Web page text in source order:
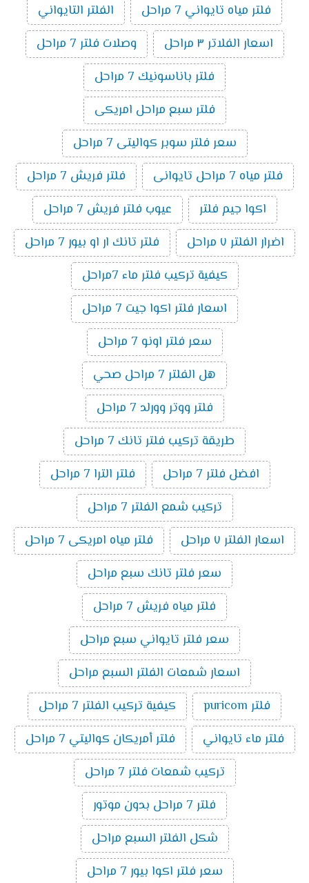
فلتر مياه تايواني 7 مراحل
الفلتر التايواني
اسعار الفلاتر ٣ مراحل
وصلات فلتر 7 مراحل
فلتر باناسونيك 7 مراحل
فلتر سبع مراحل امريكى
سعر فلتر سوبر كواليتى 7 مراحل
فلتر مياه 7 مراحل تايوانى
فلتر فريش 7 مراحل
اكوا جيم فلتر
عيوب فلتر فريش 7 مراحل
اضرار الفلتر ٧ مراحل
فلتر تانك ار او بيور 7 مراحل
كيفية تركيب فلتر ماء 7مراحل
اسعار فلتر اكوا جيت 7 مراحل
سعر فلتر اونو 7 مراحل
هل الفلتر 7 مراحل صحي
فلتر ووتر وورلد 7 مراحل
طريقة تركيب فلتر تانك 7 مراحل
افضل فلتر 7 مراحل
فلتر الترا 7 مراحل
تركيب شمع الفلتر 7 مراحل
اسعار الفلتر ٧ مراحل
فلتر مياه امريكى 7 مراحل
سعر فلتر تانك سبع مراحل
فلتر مياه فريش 7 مراحل
سعر فلتر تايواني سبع مراحل
اسعار شمعات الفلتر السبع مراحل
فلتر puricom
كيفية تركيب الفلتر 7 مراحل
فلتر ماء تايواني
فلتر أمريكان كواليتي 7 مراحل
تركيب شمعات فلتر 7 مراحل
فلتر 7 مراحل بدون موتور
شكل الفلتر السبع مراحل
سعر فلتر اكوا بيور 7 مراحل